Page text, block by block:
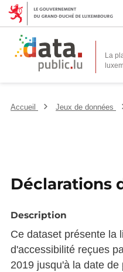
La
Accueil Jeux de données
Déclarations
Description
Ce dataset présente la
d'accessibilité reçues
2019 jusqu'à la date